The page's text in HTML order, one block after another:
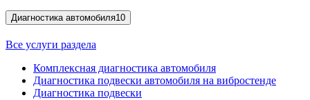
Диагностика автомобиля10
Все услуги раздела
Комплексная диагностика автомобиля
Диагностика подвески автомобиля на вибростенде
Диагностика подвески